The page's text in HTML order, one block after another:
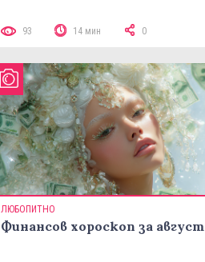
93 14 мин 0
ЛЮБОПИТНО
Финансов хороскоп за август